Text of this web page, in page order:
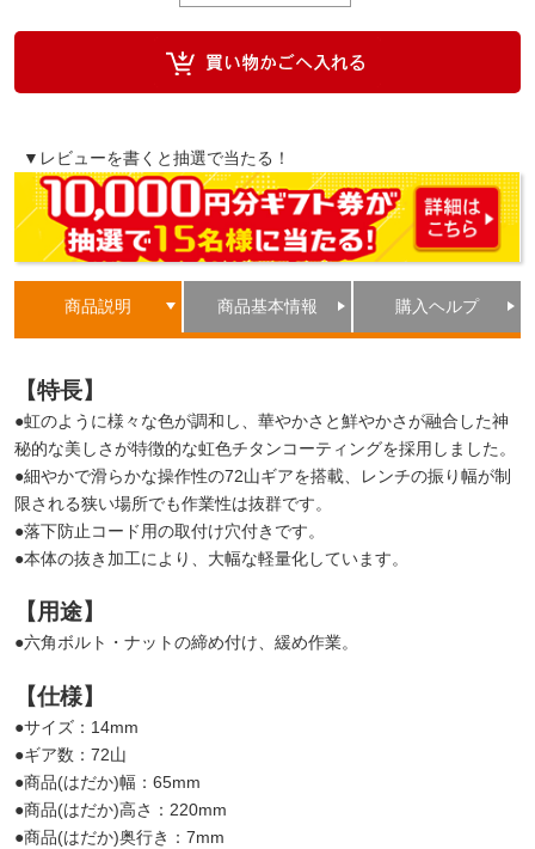
▼レビューを書くと抽選で当たる！
商品説明 商品基本情報 購入ヘルプ
【特長】
●虹のように様々な色が調和し、華やかさと鮮やかさが融合した神
秘的な美しさが特徴的な虹色チタンコーティングを採用しました。
●細やかで滑らかな操作性の72山ギアを搭載、レンチの振り幅が制
限される狭い場所でも作業性は抜群です。
●落下防止コード用の取付け穴付きです。
●本体の抜き加工により、大幅な軽量化しています。
【用途】
●六角ボルト・ナットの締め付け、緩め作業。
【仕様】
●サイズ：14mm
●ギア数：72山
●商品(はだか)幅：65mm
●商品(はだか)高さ：220mm
●商品(はだか)奥行き：7mm